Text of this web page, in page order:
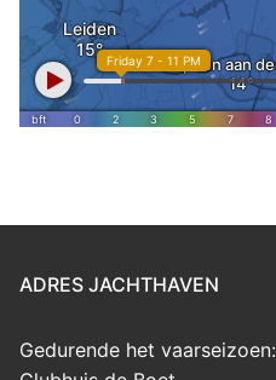
ADRES JACHTHAVEN
Gedurende het vaarseizoen: